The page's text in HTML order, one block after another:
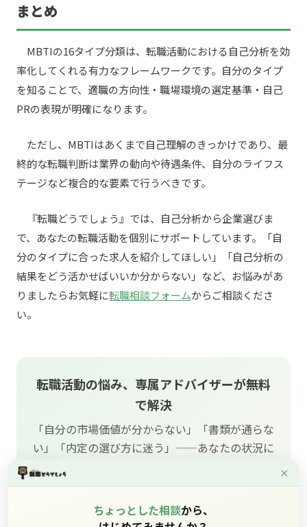
まとめ
MBTIの16タイプ分類は、転職活動における自己分析を効
率化してくれる有力なフレームワークです。自分のタイプ
を知ることで、適職の方向性・職場環境の選定基準・自己
PRの表現が明確になります。
ただし、MBTIはあくまで自己理解のきっかけであり、最
終的な転職判断は業界の動向や待遇条件、自分のライフス
テージなど複合的な要素で行うべきです。
『転職どうでしょう』では、自己分析から企業選びま
で、あなたの転職活動を個別にサポートしています。「自
分のタイプに合った求人を紹介してほしい」「自己分析の
結果をどう活かせばいいか分からない」など、お悩みがあ
りましたらお気軽に転職相談フォームからご相談くださ
い。
転職活動の悩み、専属アドバイザーが無料
で解決
「自分の市場価値が分からない」「書類が通らな
い」「内定の選び方に迷う」——あなたの状況に
合わせた具体策をご提案します。フォーム入力は
約2分、面談予約まで一気通貫。
×
ちょっとした相談から、